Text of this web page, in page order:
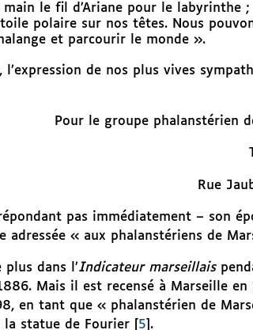
le fil d’Ariane pour le labyrinthe
polaire sur nos têtes. Nous
et parcourir le monde ».
de nos plus vives
Pour le groupe phalanstérien
Rue
pas immédiatement – son
« aux phalanstériens de
dans l’Indicateur marseillais
Mais il est recensé à Marseille en
en tant que « phalanstérien de
statue de Fourier[ 5 .